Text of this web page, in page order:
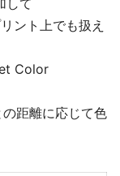
して
ント上でも扱え
Color
距離に応じて色